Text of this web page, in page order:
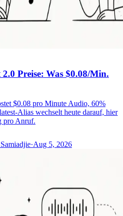
Preise: Was $0.08/Min.
$0.08 pro Minute Audio, 60%
Alias wechselt heute darauf, hier
pro Anruf.
·Aug 5, 2026